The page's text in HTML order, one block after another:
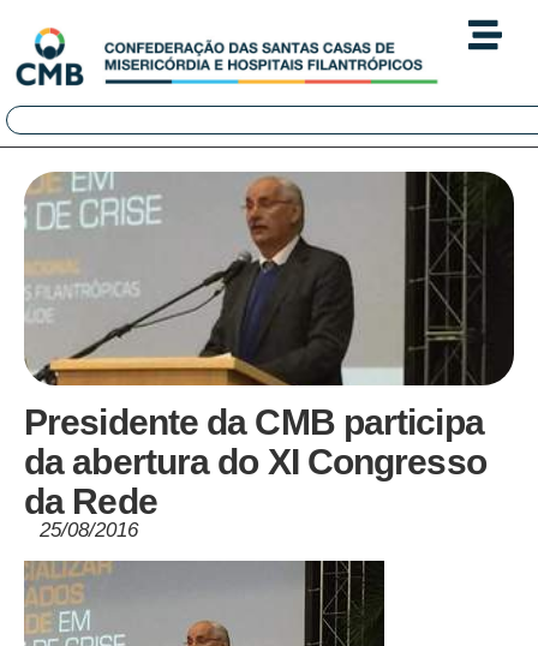
Presidente da CMB participa
da abertura do XI Congresso
da Rede
25/08/2016